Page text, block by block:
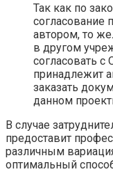
Так как по
согласование
автором, то
в другом
согласовать
принадлежит
заказать
данном
В случае
предоставит
различным
оптимальный